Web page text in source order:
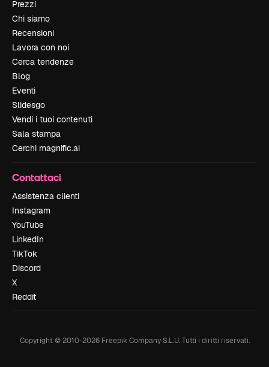
Prezzi
Chi siamo
Recensioni
Lavora con noi
Cerca tendenze
Blog
Eventi
Slidesgo
Vendi i tuoi contenuti
Sala stampa
Cerchi magnific.ai
Contattaci
Assistenza clienti
Instagram
YouTube
LinkedIn
TikTok
Discord
X
Reddit
Copyright © 2010-2026Freepik Company S.L.U. Tutti i diritti riservati.